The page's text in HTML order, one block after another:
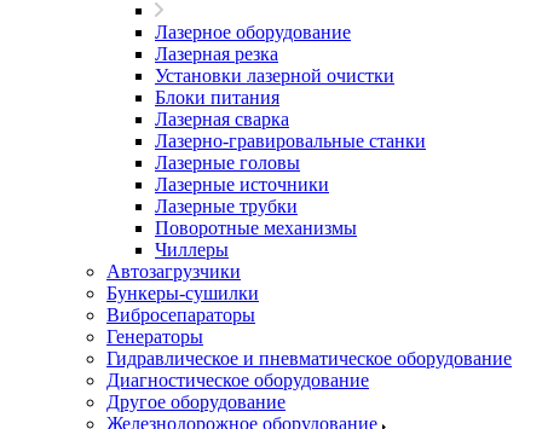
Лазерное оборудование
Лазерная резка
Установки лазерной очистки
Блоки питания
Лазерная сварка
Лазерно-гравировальные станки
Лазерные головы
Лазерные источники
Лазерные трубки
Поворотные механизмы
Чиллеры
Автозагрузчики
Бункеры-сушилки
Вибросепараторы
Генераторы
Гидравлическое и пневматическое оборудование
Диагностическое оборудование
Другое оборудование
Железнодорожное оборудование